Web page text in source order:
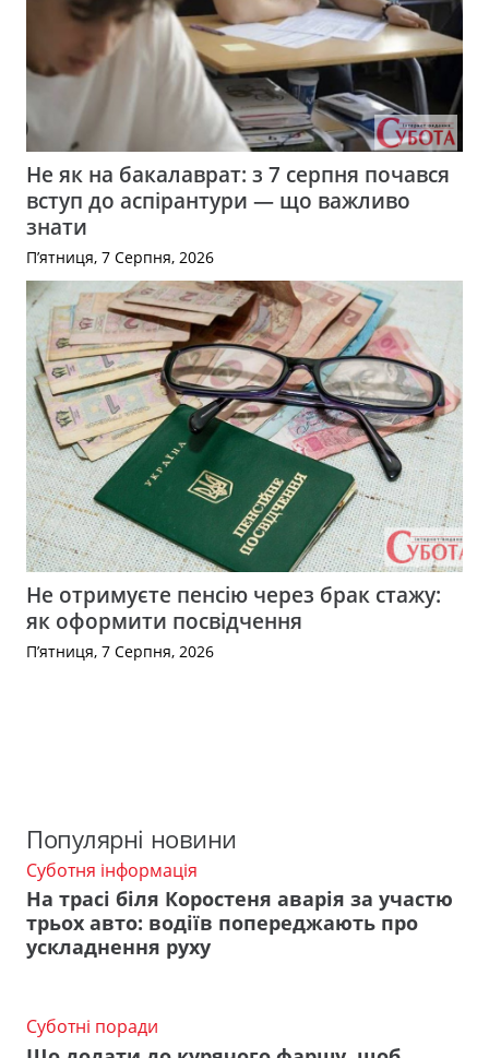
Не як на бакалаврат: з 7 серпня почався
вступ до аспірантури — що важливо
знати
П’ятниця, 7 Серпня, 2026
Не отримуєте пенсію через брак стажу:
як оформити посвідчення
П’ятниця, 7 Серпня, 2026
Популярні новини
Суботня інформація
На трасі біля Коростеня аварія за участю
трьох авто: водіїв попереджають про
ускладнення руху
Суботні поради